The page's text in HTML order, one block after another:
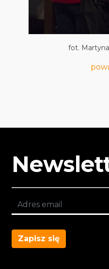
fot.
Zapisz się